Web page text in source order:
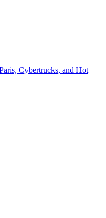
Cybertrucks, and Hot